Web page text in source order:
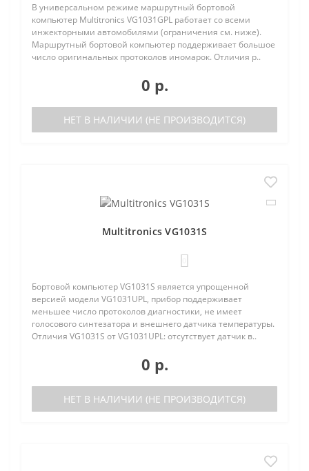
В универсальном режиме маршрутный бортовой
компьютер Multitronics VG1031GPL работает со всеми
инжекторными автомобилями (ограничения см. ниже).
Маршрутный бортовой компьютер поддерживает большое
число оригинальных протоколов иномарок. Отличия р..
0 р.
НЕТ В НАЛИЧИИ (НЕ ПРОИЗВОДИТСЯ)
Multitronics VG1031S
Бортовой компьютер VG1031S является упрощенной
версией модели VG1031UPL, прибор поддерживает
меньшее число протоколов диагностики, не имеет
голосового синтезатора и внешнего датчика температуры.
Отличия VG1031S от VG1031UPL: отсутствует датчик в..
0 р.
НЕТ В НАЛИЧИИ (НЕ ПРОИЗВОДИТСЯ)